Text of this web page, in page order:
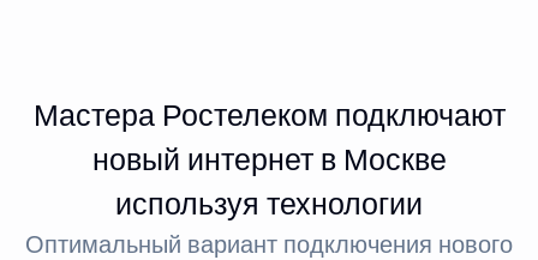
Мастера Ростелеком подключают
новый интернет в Москве
используя технологии
Оптимальный вариант подключения нового